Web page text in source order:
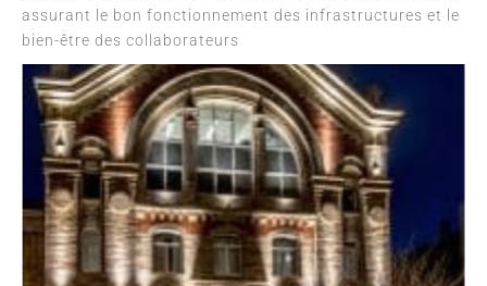
assurant le bon fonctionnement des infrastructures et le
bien-être des collaborateurs